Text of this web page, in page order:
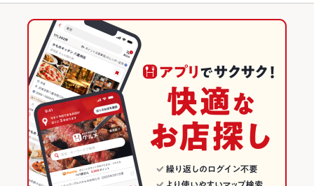
野田新町駅 × 和食
野田新町駅 × 和食全般
愛知 × 和食
愛知 × 和食全般
野田新町駅
愛知のグルメランキング
愛知の和食ランキング
安城・刈谷・岡崎・知立・蒲郡のグルメランキング
安城・刈谷・岡崎・知立・蒲郡の和食ランキング
刈谷のグルメランキング
刈谷の和食ランキング